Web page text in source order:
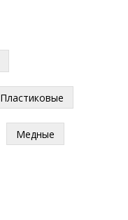
Пластиковые
Медные